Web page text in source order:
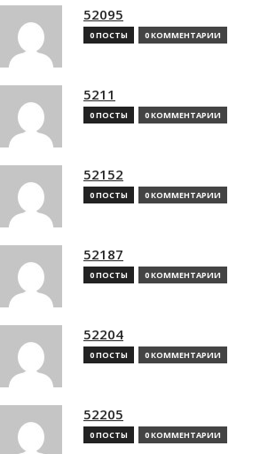
52095
0 ПОСТЫ 0 КОММЕНТАРИИ
5211
0 ПОСТЫ 0 КОММЕНТАРИИ
52152
0 ПОСТЫ 0 КОММЕНТАРИИ
52187
0 ПОСТЫ 0 КОММЕНТАРИИ
52204
0 ПОСТЫ 0 КОММЕНТАРИИ
52205
0 ПОСТЫ 0 КОММЕНТАРИИ